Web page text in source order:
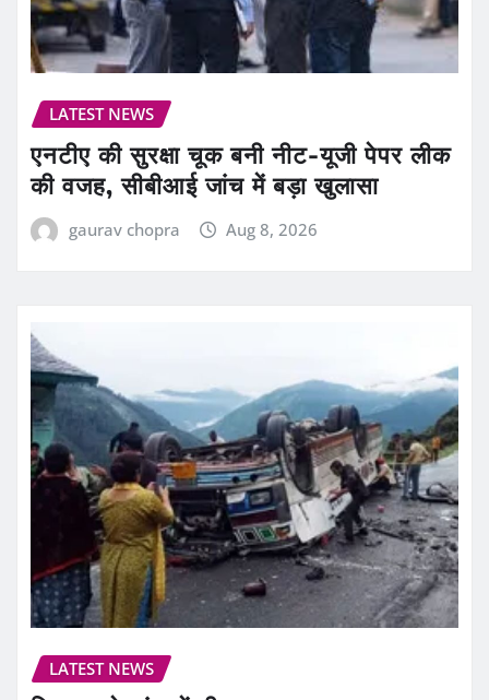
LATEST NEWS
एनटीए की सुरक्षा चूक बनी नीट-यूजी पेपर लीक
की वजह, सीबीआई जांच में बड़ा खुलासा
gaurav chopra Aug 8, 2026
LATEST NEWS